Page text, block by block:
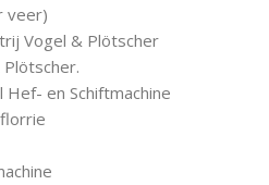
veer)
Vogel & Plötscher
Hef- en Schiftmachine